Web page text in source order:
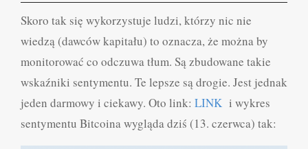
Skoro tak się wykorzystuje ludzi, którzy nic nie
wiedzą (dawców kapitału) to oznacza, że można by
monitorować co odczuwa tłum. Są zbudowane takie
wskaźniki sentymentu. Te lepsze są drogie. Jest jednak
jeden darmowy i ciekawy. Oto link: LINK i wykres
sentymentu Bitcoina wygląda dziś (13. czerwca) tak: